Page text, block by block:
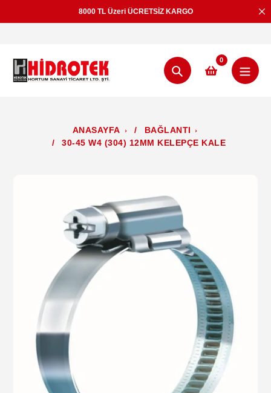
geç
8000 TL Üzeri ÜCRETSİZ KARGO
Aramak
0
ANASAYFA /
BAĞLANTI
/
30-45 W4 (304) 12MM KELEPÇE KALE